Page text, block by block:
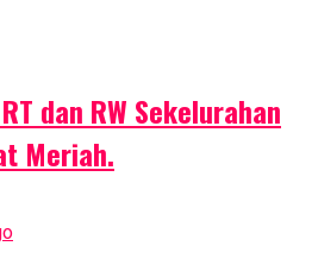
dan RW Sekelurahan
Meriah.